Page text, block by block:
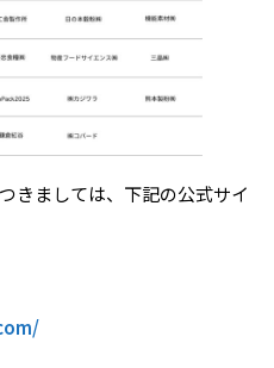
きましては、下記の公式サイ